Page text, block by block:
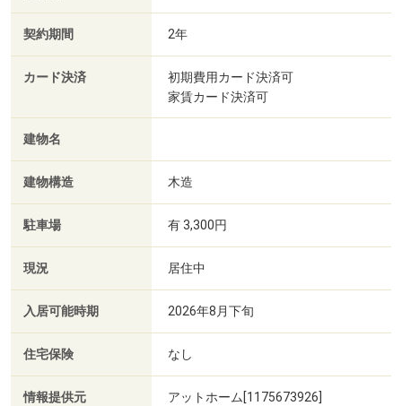
契約期間 2年
カード決済
初期費用カード決済可
家賃カード決済可
建物名
建物構造 木造
駐車場 有 3,300円
現況 居住中
入居可能時期 2026年8月下旬
住宅保険 なし
情報提供元 アットホーム[1175673926]